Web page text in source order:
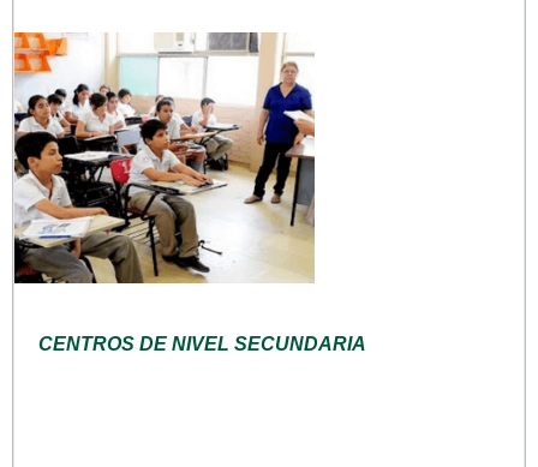
CENTROS DE NIVEL SECUNDARIA